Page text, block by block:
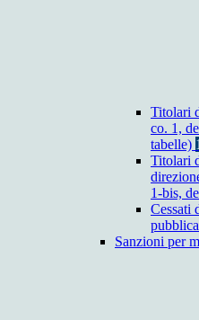
Titolari
co. 1,
tabelle) 1
Titolari
1-bis,
Cessati
Sanzioni per